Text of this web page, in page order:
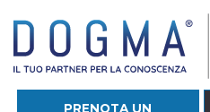
PRENOTA UN